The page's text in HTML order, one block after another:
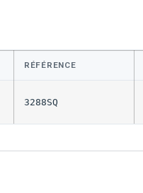
RÉFÉRENCE
3288SQ